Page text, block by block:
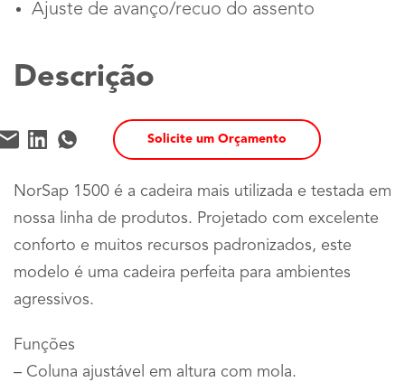
Ajuste de avanço/recuo do assento
Descrição
Solicite um Orçamento
NorSap 1500 é a cadeira mais utilizada e testada em
nossa linha de produtos. Projetado com excelente
conforto e muitos recursos padronizados, este
modelo é uma cadeira perfeita para ambientes
agressivos.
Funções
– Coluna ajustável em altura com mola.